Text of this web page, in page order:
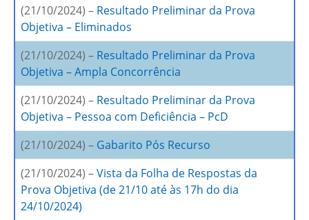
(21/10/2024) – Resultado Preliminar da Prova
Objetiva – Eliminados
(21/10/2024) – Resultado Preliminar da Prova
Objetiva – Ampla Concorrência
(21/10/2024) – Resultado Preliminar da Prova
Objetiva – Pessoa com Deficiência – PcD
(21/10/2024) – Gabarito Pós Recurso
(21/10/2024) –Vista da Folha de Respostas da
Prova Objetiva (de 21/10 até às 17h do dia
24/10/2024)